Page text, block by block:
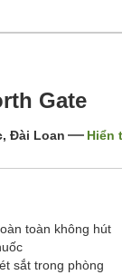
Gate
Đài Loan Hiển
toàn không hút
sắt trong phòng